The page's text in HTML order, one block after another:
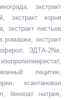
экстракт
экстракт корня
экстракт листьев
ромашки, экстракт
ЭДТА-2Na,
лецитин,
ксантановая
бензоат натрия,